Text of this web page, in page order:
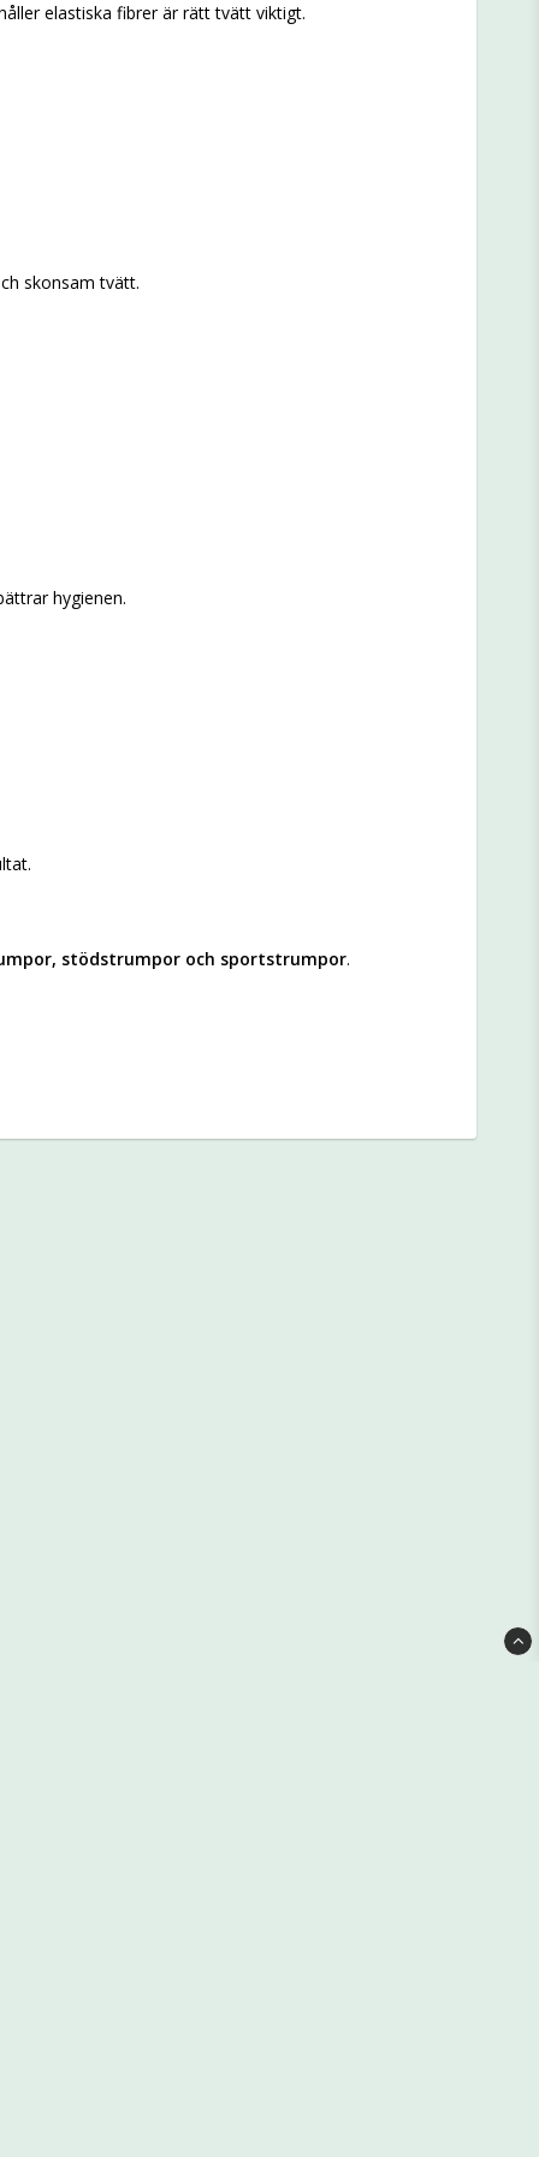
elastiska fibrer är rätt tvätt viktigt.
skonsam tvätt.
hygienen.
stödstrumpor och sportstrumpor.